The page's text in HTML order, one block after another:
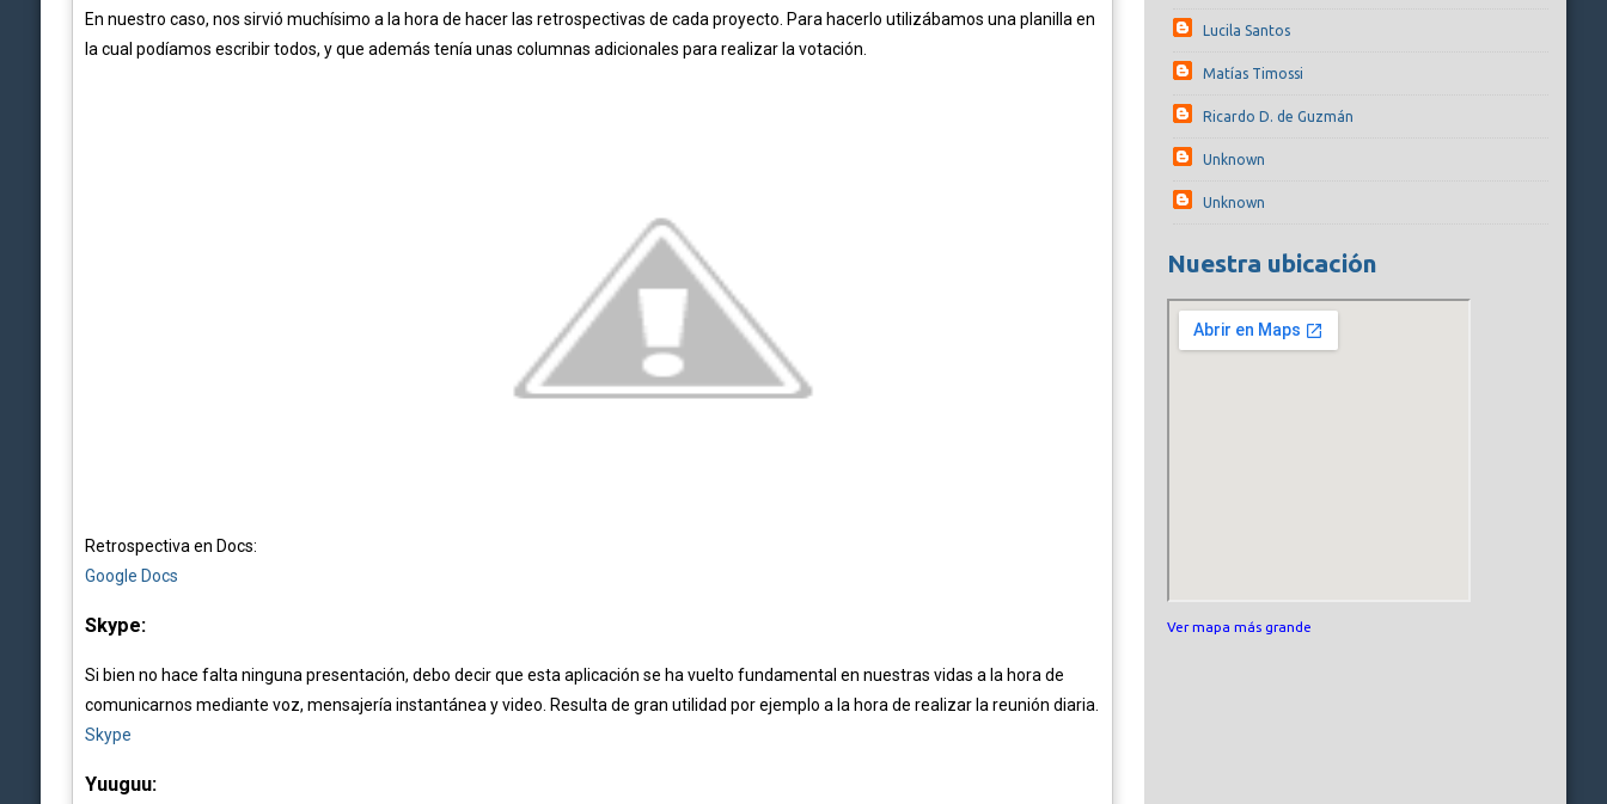
En nuestro caso, nos sirvió muchísimo a la hora de hacer las retrospectivas de cada proyecto. Para hacerlo utilizábamos una planilla en
la cual podíamos escribir todos, y que además tenía unas columnas adicionales para realizar la votación.
Retrospectiva en Docs:
Google Docs
Skype:
Si bien no hace falta ninguna presentación, debo decir que esta aplicación se ha vuelto fundamental en nuestras vidas a la hora de
comunicarnos mediante voz, mensajería instantánea y video. Resulta de gran utilidad por ejemplo a la hora de realizar la reunión diaria.
Skype
Yuuguu:
Lucila Santos
Matías Timossi
Ricardo D. de Guzmán
Unknown
Unknown
Nuestra ubicación
Ver mapa más grande